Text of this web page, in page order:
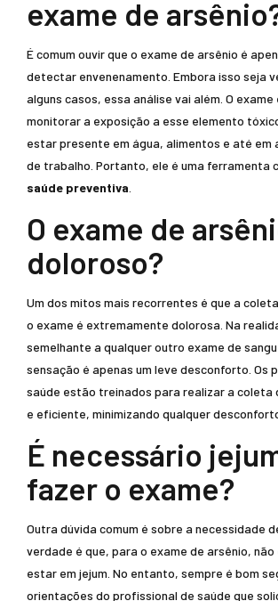
exame de
É comum ouvir que o exame de arsênio é
detectar envenenamento. Embora isso seja
alguns casos, essa análise vai além. O
monitorar a exposição a esse elemento
estar presente em água, alimentos e até em
de trabalho. Portanto, ele é uma ferramenta
saúde preventiva
O exame de
doloroso?
Um dos mitos mais recorrentes é que a
o exame é extremamente dolorosa. Na
semelhante a qualquer outro exame de
sensação é apenas um leve desconforto. Os
saúde estão treinados para realizar a coleta
e eficiente, minimizando qualquer
É necessário
fazer o exame?
Outra dúvida comum é sobre a necessidade
verdade é que, para o exame de arsênio,
estar em jejum. No entanto, sempre é bom
orientações do profissional de saúde que